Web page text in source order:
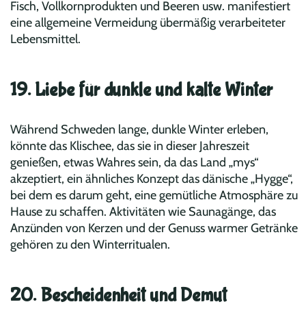
Fisch, Vollkornprodukten und Beeren usw. manifestiert
eine allgemeine Vermeidung übermäßig verarbeiteter
Lebensmittel.
19. Liebe für dunkle und kalte Winter
Während Schweden lange, dunkle Winter erleben,
könnte das Klischee, das sie in dieser Jahreszeit
genießen, etwas Wahres sein, da das Land „mys“
akzeptiert, ein ähnliches Konzept das dänische „Hygge“,
bei dem es darum geht, eine gemütliche Atmosphäre zu
Hause zu schaffen. Aktivitäten wie Saunagänge, das
Anzünden von Kerzen und der Genuss warmer Getränke
gehören zu den Winterritualen.
20. Bescheidenheit und Demut